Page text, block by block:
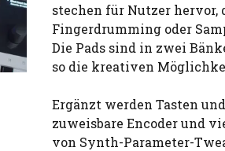
stechen für Nutzer hervor,
Fingerdrumming oder
Die Pads sind in zwei
so die kreativen
Ergänzt werden Tasten
zuweisbare Encoder und
von Synth-Parameter-